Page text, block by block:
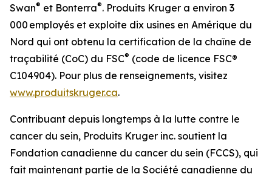
Swan® et Bonterra®. Produits Kruger a environ 3
000 employés et exploite dix usines en Amérique du
Nord qui ont obtenu la certification de la chaîne de
traçabilité (CoC) du FSC® (code de licence FSC®
C104904). Pour plus de renseignements, visitez
www.produitskruger.ca.
Contribuant depuis longtemps à la lutte contre le
cancer du sein, Produits Kruger inc. soutient la
Fondation canadienne du cancer du sein (FCCS), qui
fait maintenant partie de la Société canadienne du